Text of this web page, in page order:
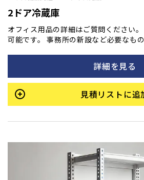
2ドア冷蔵庫
オフィス用品の詳細はご質問ください
可能です。 事務所の新設など必要なも
詳細を見る
見積リストに追